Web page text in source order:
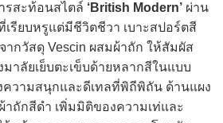
สะท้อนสไตล์ ‘British Modern’ ผ่าน
เรียบหรูแต่มีชีวิตชีวา เบาะสปอร์ตสี
ากวัสดุ Vescin ผสมผ้าถัก ให้สัมผัส
าลัยเย็บตะเข็บด้ายหลากสีในแบบ
ความสนุกและดีเทลที่พิถีพิถัน ด้านแผง
ถักสีดำ เพิ่มมิติของความเท่และ